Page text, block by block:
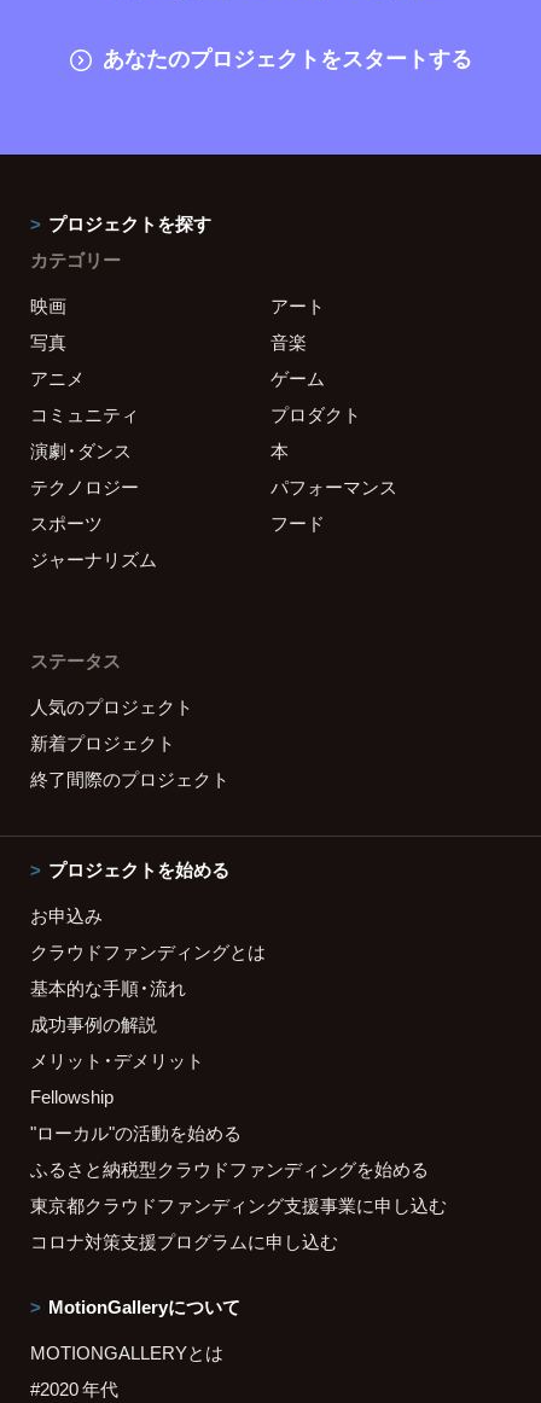
あなたのプロジェクトをスタートする
プロジェクトを探す
カテゴリー
映画
アート
写真
音楽
アニメ
ゲーム
コミュニティ
プロダクト
演劇・ダンス
本
テクノロジー
パフォーマンス
スポーツ
フード
ジャーナリズム
ステータス
人気のプロジェクト
新着プロジェクト
終了間際のプロジェクト
プロジェクトを始める
お申込み
クラウドファンディングとは
基本的な手順・流れ
成功事例の解説
メリット・デメリット
Fellowship
"ローカル"の活動を始める
ふるさと納税型クラウドファンディングを始める
東京都クラウドファンディング支援事業に申し込む
コロナ対策支援プログラムに申し込む
MotionGalleryについて
MOTIONGALLERYとは
#2020 年代